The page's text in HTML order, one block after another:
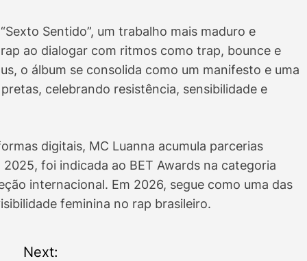
Sentido”, um trabalho mais maduro e
ao dialogar com ritmos como trap, bounce e
o álbum se consolida como um manifesto e uma
celebrando resistência, sensibilidade e
digitais, MC Luanna acumula parcerias
foi indicada ao BET Awards na categoria
internacional. Em 2026, segue como uma das
feminina no rap brasileiro.
Next: